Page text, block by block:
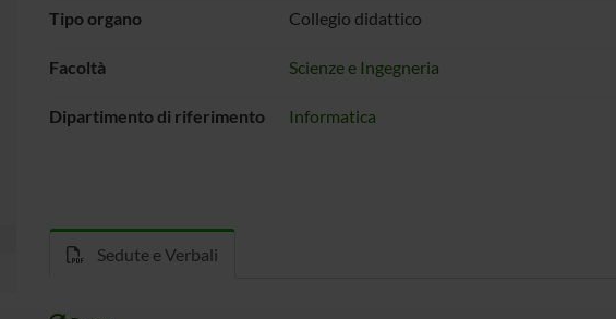
Tipo organo Collegio didattico
Facoltà Scienze e Ingegneria
Dipartimento di riferimento Informatica
Sedute e Verbali